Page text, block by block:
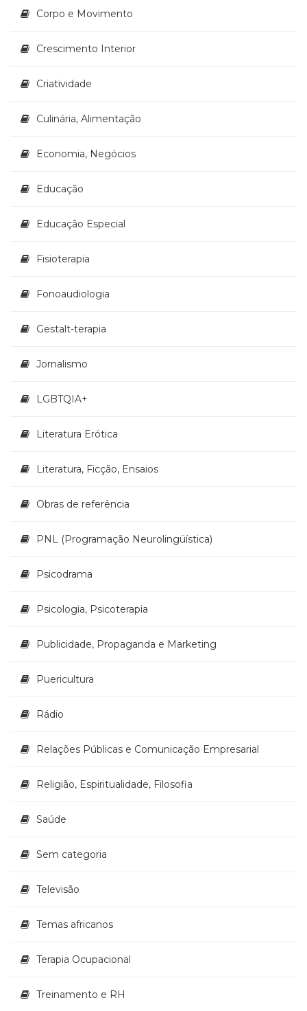
Corpo e Movimento
Crescimento Interior
Criatividade
Culinária, Alimentação
Economia, Negócios
Educação
Educação Especial
Fisioterapia
Fonoaudiologia
Gestalt-terapia
Jornalismo
LGBTQIA+
Literatura Erótica
Literatura, Ficção, Ensaios
Obras de referência
PNL (Programação Neurolingüística)
Psicodrama
Psicologia, Psicoterapia
Publicidade, Propaganda e Marketing
Puericultura
Rádio
Relações Públicas e Comunicação Empresarial
Religião, Espiritualidade, Filosofia
Saúde
Sem categoria
Televisão
Temas africanos
Terapia Ocupacional
Treinamento e RH